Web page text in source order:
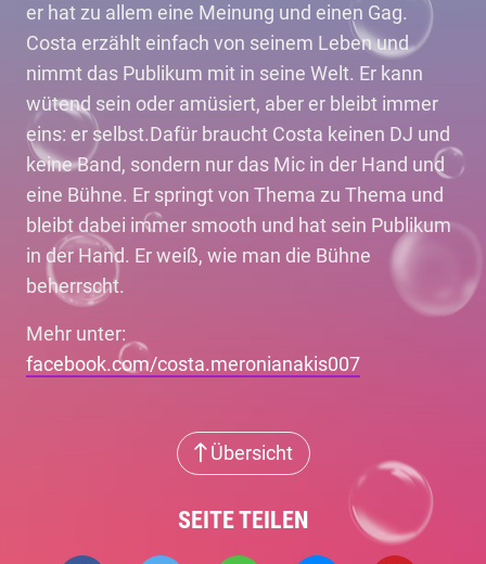
er hat zu allem eine Meinung und einen Gag.
Costa erzählt einfach von seinem Leben und
nimmt das Publikum mit in seine Welt. Er kann
wütend sein oder amüsiert, aber er bleibt immer
eins: er selbst.Dafür braucht Costa keinen DJ und
keine Band, sondern nur das Mic in der Hand und
eine Bühne. Er springt von Thema zu Thema und
bleibt dabei immer smooth und hat sein Publikum
in der Hand. Er weiß, wie man die Bühne
beherrscht.
Mehr unter:
facebook.com/costa.meronianakis007
Übersicht
SEITE TEILEN